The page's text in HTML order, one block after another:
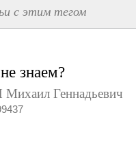
с этим тегом
знаем?
Геннадьевич